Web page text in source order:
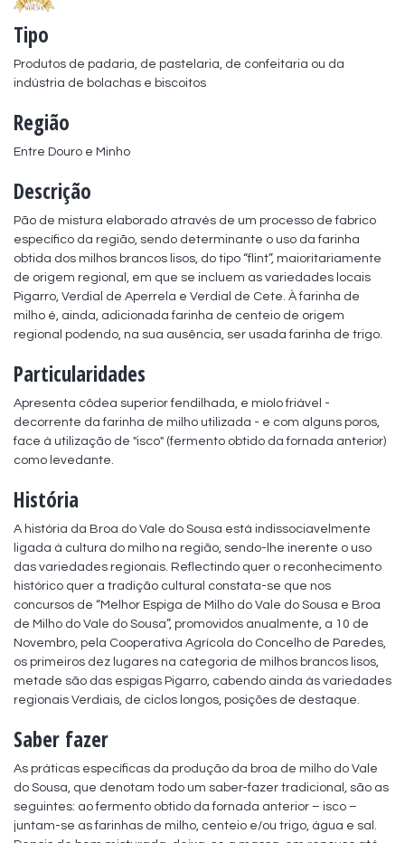
Tipo
Produtos de padaria, de pastelaria, de confeitaria ou da
indústria de bolachas e biscoitos
Região
Entre Douro e Minho
Descrição
Pão de mistura elaborado através de um processo de fabrico
específico da região, sendo determinante o uso da farinha
obtida dos milhos brancos lisos, do tipo “flint”, maioritariamente
de origem regional, em que se incluem as variedades locais
Pigarro, Verdial de Aperrela e Verdial de Cete. À farinha de
milho é, ainda, adicionada farinha de centeio de origem
regional podendo, na sua ausência, ser usada farinha de trigo.
Particularidades
Apresenta côdea superior fendilhada, e miolo friável -
decorrente da farinha de milho utilizada - e com alguns poros,
face à utilização de "isco" (fermento obtido da fornada anterior)
como levedante.
História
A história da Broa do Vale do Sousa está indissociavelmente
ligada à cultura do milho na região, sendo-lhe inerente o uso
das variedades regionais. Reflectindo quer o reconhecimento
histórico quer a tradição cultural constata-se que nos
concursos de “Melhor Espiga de Milho do Vale do Sousa e Broa
de Milho do Vale do Sousa”, promovidos anualmente, a 10 de
Novembro, pela Cooperativa Agrícola do Concelho de Paredes,
os primeiros dez lugares na categoria de milhos brancos lisos,
metade são das espigas Pigarro, cabendo ainda às variedades
regionais Verdiais, de ciclos longos, posições de destaque.
Saber fazer
As práticas específicas da produção da broa de milho do Vale
do Sousa, que denotam todo um saber-fazer tradicional, são as
seguintes: ao fermento obtido da fornada anterior – isco –
juntam-se as farinhas de milho, centeio e/ou trigo, água e sal.